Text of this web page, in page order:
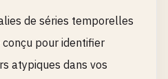
de séries temporelles
pour identifier
atypiques dans vos